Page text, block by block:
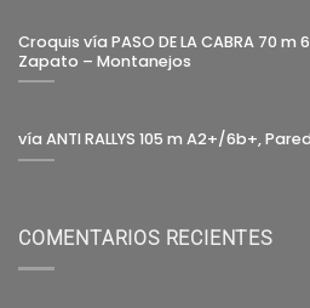
Croquis vía PASO DE LA CABRA 70
Zapato – Montanejos
vía ANTI RALLYS 105 m A2+/6b+,
COMENTARIOS RECIENTES